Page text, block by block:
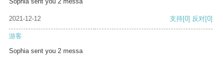
2021-12-12 支持[0] 反对[0]
游客
Sophia sent you 2 messa